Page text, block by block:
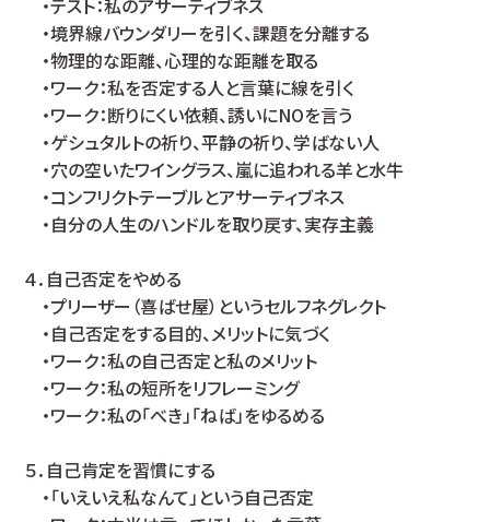
・テスト：私のアサーティブネス
・境界線バウンダリーを引く、課題を分離する
・物理的な距離、心理的な距離を取る
・ワーク：私を否定する人と言葉に線を引く
・ワーク：断りにくい依頼、誘いにNOを言う
・ゲシュタルトの祈り、平静の祈り、学ばない人
・穴の空いたワイングラス、嵐に追われる羊と水牛
・コンフリクトテーブルとアサーティブネス
・自分の人生のハンドルを取り戻す、実存主義
４．自己否定をやめる
・プリーザー（喜ばせ屋）というセルフネグレクト
・自己否定をする目的、メリットに気づく
・ワーク：私の自己否定と私のメリット
・ワーク：私の短所をリフレーミング
・ワーク：私の「べき」「ねば」をゆるめる
５．自己肯定を習慣にする
・「いえいえ私なんて」という自己否定